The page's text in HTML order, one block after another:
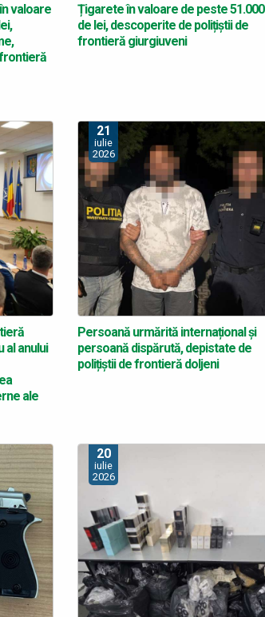
valoare
Țigarete în valoare de peste 51.000
de lei, descoperite de polițiștii de
frontieră giurgiuveni
al anului
ale
21
iulie
2026
Persoană urmărită internațional și
persoană dispărută, depistate de
polițiștii de frontieră doljeni
20
iulie
2026